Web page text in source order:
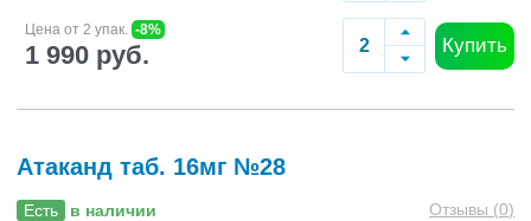
Цена от 2 упак. -8%
1 990 руб. Купить
Атаканд таб. 16мг №28
Есть в наличии Отзывы (0)